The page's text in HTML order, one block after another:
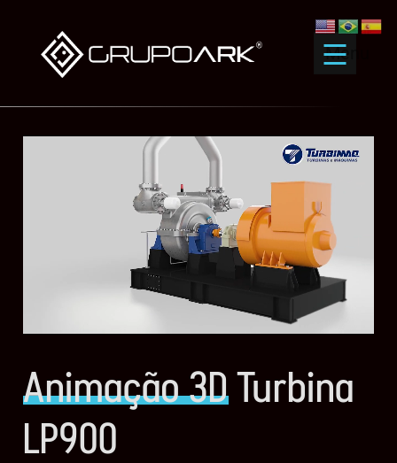
Menu
Animação 3DTurbina
LP900